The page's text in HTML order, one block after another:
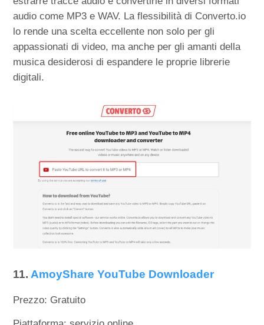
audio come MP3 e WAV. La flessibilità di Converto.io
lo rende una scelta eccellente non solo per gli
appassionati di video, ma anche per gli amanti della
musica desiderosi di espandere le proprie librerie
digitali.
11.AmoyShare YouTube Downloader
Prezzo: Gratuito